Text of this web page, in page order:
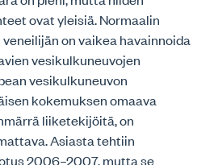
ovat yleisiä. Normaalin
on vaikea havainnoida
vesikulkuneuvojen
vesikulkuneuvon
kokemuksen omaava
liiketekijöitä, on
Asiasta tehtiin
2006–2007, mutta se